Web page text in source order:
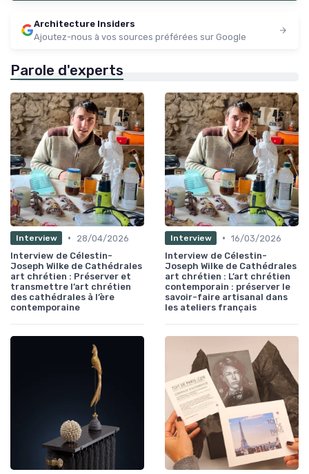
Architecture Insiders
Ajoutez-nous à vos sources préférées sur Google
Parole d'experts
Interview •
28/04/2026
Interview de Célestin-
Joseph Wilke de Cathédrales
art chrétien : Préserver et
transmettre l’art chrétien
des cathédrales à l’ère
contemporaine
Interview • 16/03/2026
Interview de Célestin-
Joseph Wilke de Cathédrales
art chrétien : L’art chrétien
contemporain : préserver le
savoir-faire artisanal dans
les ateliers français